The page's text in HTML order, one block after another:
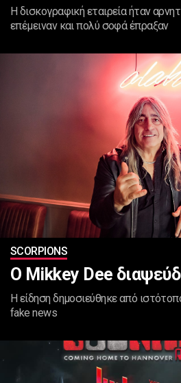
Η δισκογραφική εταιρεία ήταν
επέμειναν και πολύ σοφά έπραξαν
SCORPIONS
Ο Mikkey Dee
Η είδηση δημοσιεύθηκε από
fake news